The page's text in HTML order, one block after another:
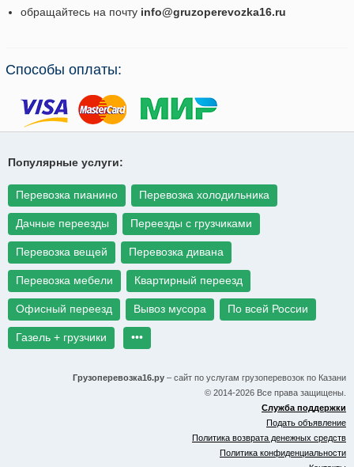
обращайтесь на почту info@gruzoperevozka16.ru
Способы оплаты:
Популярные услуги:
Перевозка пианино Перевозка холодильника
Дачные переезды Переезды с грузчиками
Перевозка вещей Перевозка дивана
Перевозка мебели Квартирный переезд
Офисный переезд Вывоз мусора По всей России
Газель + грузчики •••
Грузоперевозка16.ру – сайт по услугам грузоперевозок по Казани
© 2014-2026 Все права защищены.
Служба поддержки
Подать объявление
Политика возврата денежных средств
Политика конфиденциальности